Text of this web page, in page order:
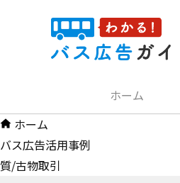
へ
ス
キ
ッ
ホーム
ホーム
バス広告活用事例
質/古物取引